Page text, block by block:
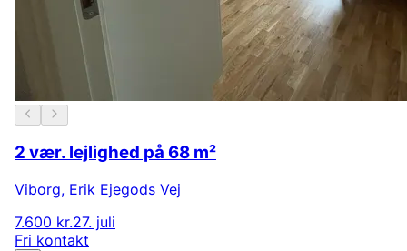
2 vær. lejlighed på 68 m²
Viborg, Erik Ejegods Vej
7.600 kr.27. juli
Fri kontakt